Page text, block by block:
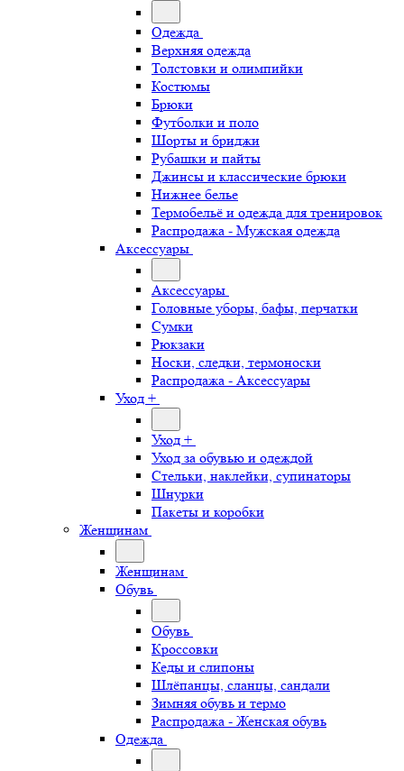
Одежда
Верхняя одежда
Толстовки и олимпийки
Костюмы
Брюки
Футболки и поло
Шорты и бриджи
Рубашки и пайты
Джинсы и классические брюки
Нижнее белье
Термобельё и одежда для тренировок
Распродажа - Мужская одежда
Аксессуары
Аксессуары
Головные уборы, бафы, перчатки
Сумки
Рюкзаки
Носки, следки, термоноски
Распродажа - Аксессуары
Уход +
Уход +
Уход за обувью и одеждой
Стельки, наклейки, супинаторы
Шнурки
Пакеты и коробки
Женщинам
Женщинам
Обувь
Обувь
Кроссовки
Кеды и слипоны
Шлёпанцы, сланцы, сандали
Зимняя обувь и термо
Распродажа - Женская обувь
Одежда